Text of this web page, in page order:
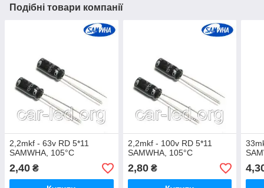
Подібні товари компанії
2,2mkf - 63v RD 5*11
SAMWHA, 105°C
2,40 ₴
2,2mkf - 100v RD 5*11
SAMWHA, 105°C
2,80₴